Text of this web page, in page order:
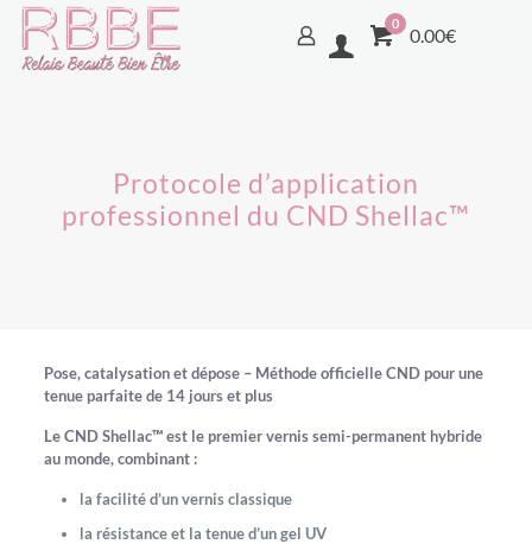
0
0.00€
Protocole d’application
professionnel du CND Shellac™
Pose, catalysation et dépose – Méthode officielle CND pour une
tenue parfaite de 14 jours et plus
LeCND Shellac™est le premier vernis semi-permanent hybride
au monde, combinant :
la facilité d’un vernis classique
la résistance et la tenue d’un gel UV